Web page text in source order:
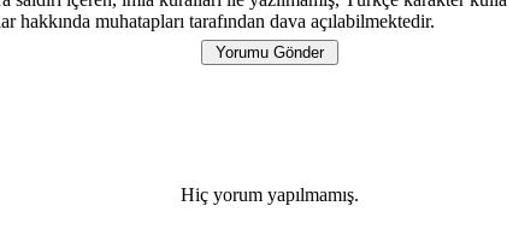
muhatapları tarafından dava açılabilmektedir.
Hiç yorum yapılmamış.